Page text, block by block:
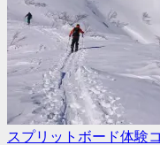
スプリットボード体験